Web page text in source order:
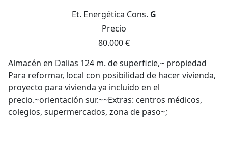
Et. Energética Cons. G
Precio
80.000 €
Almacén en Dalias 124 m. de superficie,~ propiedad
Para reformar, local con posibilidad de hacer vivienda,
proyecto para vivienda ya incluido en el
precio.~orientación sur.~~Extras: centros médicos,
colegios, supermercados, zona de paso~;